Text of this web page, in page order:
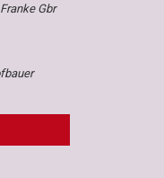
Gbr